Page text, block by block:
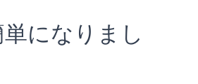
になりまし